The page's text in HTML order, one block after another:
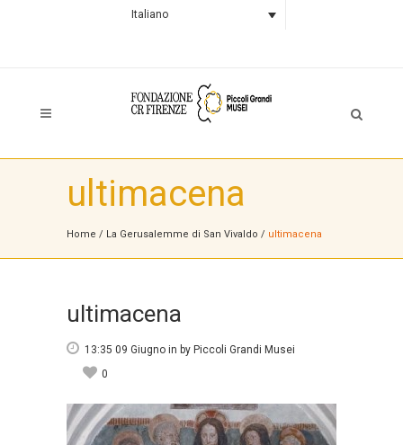
Italiano
ultimacena
Home / La Gerusalemme di San Vivaldo / ultimacena
ultimacena
13:35 09 Giugno in by Piccoli Grandi Musei
0